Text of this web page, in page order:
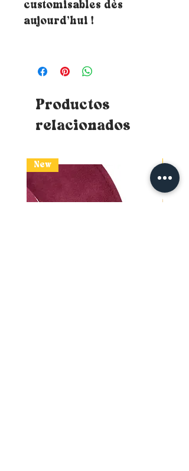
customisables dès
aujourd’hui !
Productos
relacionados
New New